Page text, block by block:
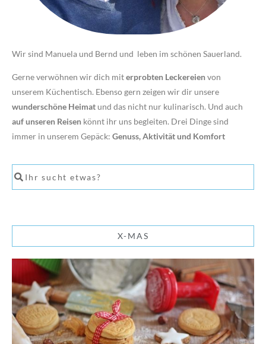
Wir sind Manuela und Bernd und leben im schönen Sauerland.
Gerne verwöhnen wir dich miterprobten Leckereienvon
unserem Küchentisch. Ebenso gern zeigen wir dir unsere
wunderschöne Heimat und das nicht nur kulinarisch. Und auch
auf unseren Reisen könnt ihr uns begleiten. Drei Dinge sind
immer in unserem Gepäck: Genuss, Aktivität und Komfort
X-MAS